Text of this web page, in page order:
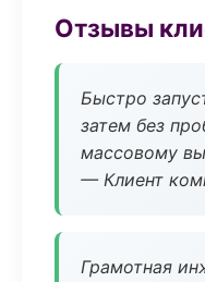
Отзывы
Быстро
затем без
массовому
— Клиент
Грамотная